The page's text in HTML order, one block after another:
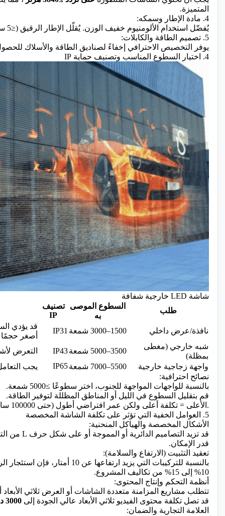
المتميزة.
4. مادة الإطار وسمكه:
يُفضّل استخدام الألومنيوم خفيف الوزن. يُقلّل الإطار الرقيق (≤5 سم) من المظهر المرئي، مما يُحسّن الشفافية.
5. تصميم الطاقة والكابلات:
يوفر التخصيص الاحترافي إخفاءً لصناديق الطاقة والأسلاك
4. اختيار السطوع المناسب وتصنيف حماية IP
شاشة LED خارجية شفافة
طلب
السطوع الموصى
به
تصنيف
IP
نافذة/عرض داخلي
1500–3000 شمعة IP31
قد يؤدي
أصغر حجمًا
شبه خارجي (مغطى
بمظلة)
3500–5000 شمعة IP43
التعرض
واجهة زجاجية خارجية
5500–7000 شمعة IP65
يجب
نصائح احترافية:
بالنسبة للواجهات المواجهة للجنوب، اختر سطوعًا ≥5000 شمعة.
قم بتقليل السطوع في الليل أو المناطق المظللة لتوفير الطاقة.
IP الأعلى = تكلفة أعلى ولكن عمر افتراضي أطول (حتى 100000 ساعة).
5. العوامل الخفية التي تؤثر على تكلفة الشاشة المخصصة
الأشكال المخصصة والهياكل المنحنية:
قدر الإمكان.
تعقيد التثبيت (الارتفاع والسلامة):
بالنسبة للتركيبات التي يزيد
10% إلى 15% من تكاليف المشروع.
أنظمة التحكم وإنتاج المحتوى:
تتطلب مشاريع المزامنة متعددة الشاشات أو العرض ثلاثي
قد تصل تكلفة محتوى الفيديو ثلاثي الأبعاد عالي الجودة إلى 3000 دولار أمريكي أو أكثر لكل 10 ثوانٍ
العلامة التجارية والضمان: